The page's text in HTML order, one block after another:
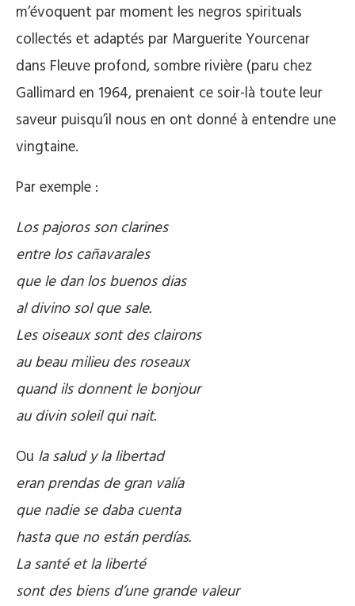
m’évoquent par moment les negros spirituals
collectés et adaptés par Marguerite Yourcenar
dans Fleuve profond, sombre rivière (paru chez
Gallimard en 1964, prenaient ce soir-là toute leur
saveur puisqu’il nous en ont donné à entendre une
vingtaine.
Par exemple :
Los pajoros son clarines
entre los cañavarales
que le dan los buenos dias
al divino sol que sale.
Les oiseaux sont des clairons
au beau milieu des roseaux
quand ils donnent le bonjour
au divin soleil qui nait.
Ou la salud y la libertad
eran prendas de gran valía
que nadie se daba cuenta
hasta que no están perdías.
La santé et la liberté
sont des biens d’une grande valeur